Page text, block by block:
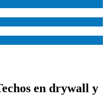
en drywall y